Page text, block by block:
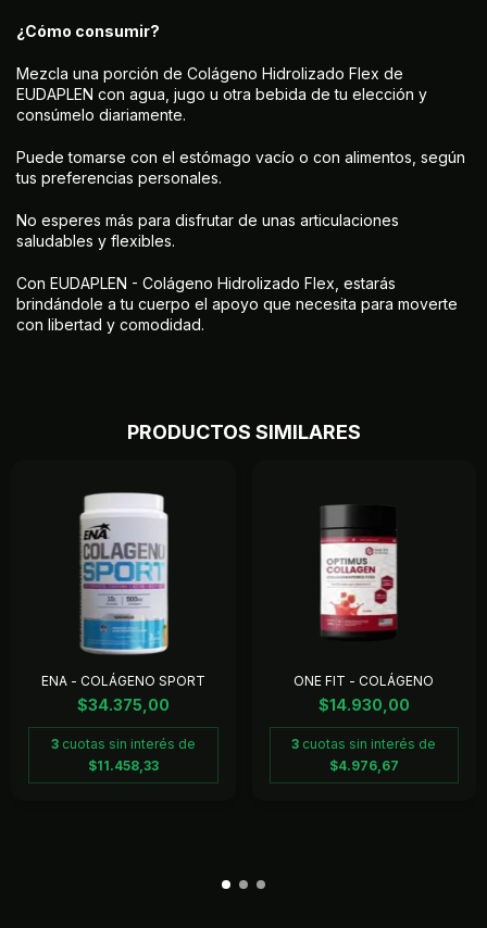
¿Cómo consumir?
Mezcla una porción de Colágeno Hidrolizado Flex de
EUDAPLEN con agua, jugo u otra bebida de tu elección y
consúmelo diariamente.
Puede tomarse con el estómago vacío o con alimentos, según
tus preferencias personales.
No esperes más para disfrutar de unas articulaciones
saludables y flexibles.
Con EUDAPLEN - Colágeno Hidrolizado Flex, estarás
brindándole a tu cuerpo el apoyo que necesita para moverte
con libertad y comodidad.
PRODUCTOS SIMILARES
ENA - COLÁGENO SPORT
$34.375,00
3 cuotas sin interés de
$11.458,33
ONE FIT - COLÁGENO
$14.930,00
3 cuotas sin interés de
$4.976,67